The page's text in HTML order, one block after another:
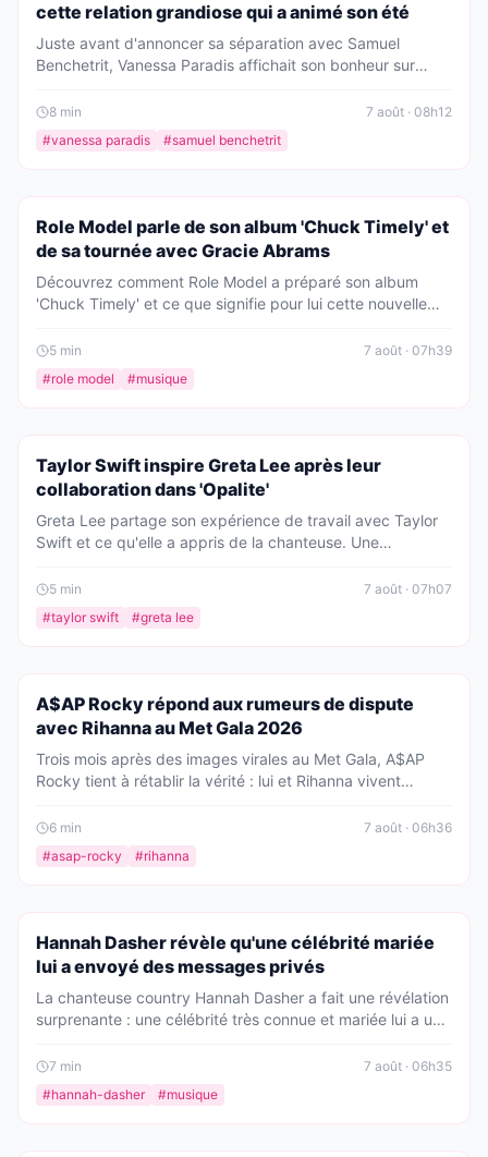
cette relation grandiose qui a animé son été
Juste avant d'annoncer sa séparation avec Samuel
Benchetrit, Vanessa Paradis affichait son bonheur sur
selon les médias.
8 min
7 août · 08h12
#vanessa paradis #samuel benchetrit
PEOPLE
Role Model parle de son album 'Chuck Timely' et
de sa tournée avec Gracie Abrams
Découvrez comment Role Model a préparé son album
'Chuck Timely' et ce que signifie pour lui cette nouvelle
expériences lors de sa tournée avec Gracie Abrams.
5 min
7 août · 07h39
#role model #musique
PEOPLE
Taylor Swift inspire Greta Lee après leur
collaboration dans 'Opalite'
Greta Lee partage son expérience de travail avec Taylor
Swift et ce qu'elle a appris de la chanteuse. Une
5 min
7 août · 07h07
#taylor swift #greta lee
PEOPLE
A$AP Rocky répond aux rumeurs de dispute
avec Rihanna au Met Gala 2026
Trois mois après des images virales au Met Gala, A$AP
Rocky tient à rétablir la vérité : lui et Rihanna vivent
'curieux' qui interprètent mal leurs échanges.
6 min
7 août · 06h36
#asap-rocky #rihanna
PEOPLE
Hannah Dasher révèle qu'une célébrité mariée
lui a envoyé des messages privés
La chanteuse country Hannah Dasher a fait une révélation
surprenante : une célébrité très connue et mariée lui a un
chrétienne l'a aidée à résister à ces avances.
7 min
7 août · 06h35
#hannah-dasher #musique